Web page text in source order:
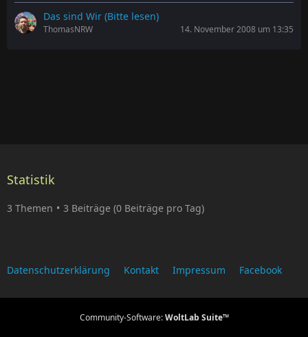
Das sind Wir (Bitte lesen)
ThomasNRW 14. November 2008 um 13:35
Statistik
3 Themen 3 Beiträge (0 Beiträge pro Tag)
Datenschutzerklärung Kontakt Impressum Facebook
Community-Software:WoltLab Suite™